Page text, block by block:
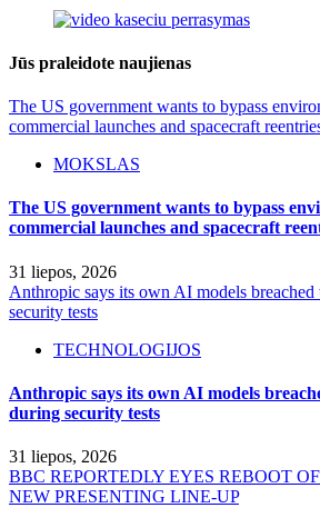
Jūs praleidote naujienas
The US government wants to bypass
commercial launches and spacecraft
MOKSLAS
The US government wants to bypass
commercial launches and spacecraft
31 liepos, 2026
Anthropic says its own AI models breached
security tests
TECHNOLOGIJOS
Anthropic says its own AI models
during security tests
31 liepos, 2026
BBC REPORTEDLY EYES REBOOT
NEW PRESENTING LINE-UP